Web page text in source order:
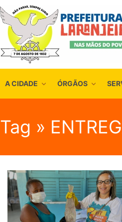
A CIDADE ÓRGÃOS
Tag »